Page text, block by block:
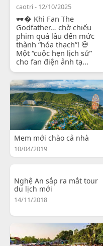
caotri - 12/10/2025
🕶� Khi Fan The
Godfather… chờ chiếu
phim quá lâu đến mức
thành “hóa thạch”! 💀
Một “cuộc hẹn lịch sử”
cho fan điện ảnh tạ...
Mem mới chào cả nhà
10/04/2019
Nghệ An sắp ra mắt tour
du lịch mới
14/11/2018